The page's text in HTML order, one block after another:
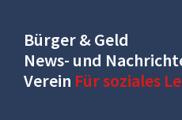
Bürger & Geld
News- und
Verein Für soziales